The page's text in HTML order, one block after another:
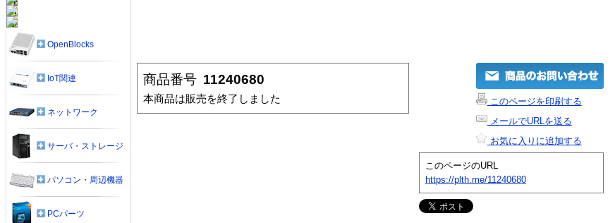
商品番号 11240680
本商品は販売を終了しました
このページを印刷する
メールでURLを送る
お気に入りに追加する
このページのURL
https://plth.me/11240680
OpenBlocks
IoT関連
ネットワーク
サーバ・ストレージ
パソコン・周辺機器
PCパーツ